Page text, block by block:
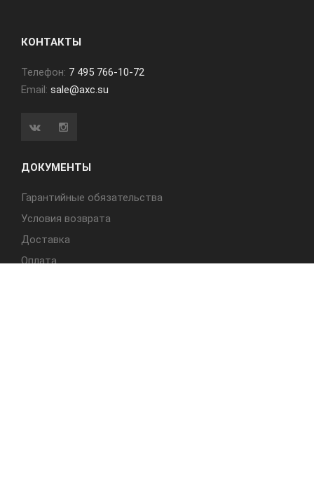
КОНТАКТЫ
Телефон: 7 495 766-10-72
Email: sale@axc.su
ДОКУМЕНТЫ
Гарантийные обязательства
Условия возврата
Доставка
Оплата